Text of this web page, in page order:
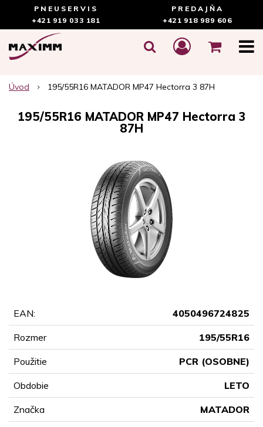
PNEUSERVIS
+421 919 033 181
PREDAJŇA
+421 918 989 606
Úvod 195/55R16 MATADOR MP47 Hectorra 3 87H
195/55R16 MATADOR MP47 Hectorra 3
87H
EAN: 4050496724825
Rozmer 195/55R16
Použitie PCR (OSOBNE)
Obdobie LETO
Značka MATADOR